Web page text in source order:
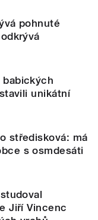
pohnuté
unikátní
středisková: má
s osmdesáti
Jiří Vincenc